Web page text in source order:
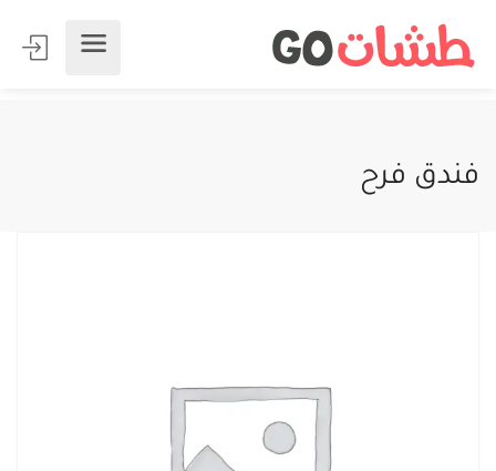
فندق فرح